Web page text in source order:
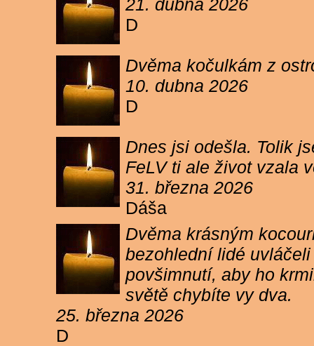
21. dubna 2026
D
Dvěma kočulkám z
10. dubna 2026
D
Dnes jsi odešla. Tolik
FeLV ti ale život vzala
31. března 2026
Dáša
Dvěma krásným
bezohlední lidé
povšimnutí, aby ho
světě chybíte vy dva.
25. března 2026
D